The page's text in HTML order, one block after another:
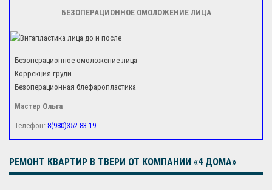
БЕЗОПЕРАЦИОННОЕ ОМОЛОЖЕНИЕ ЛИЦА
Безоперационное омоложение лица
Коррекция груди
Безоперационная блефаропластика
Мастер Ольга
Телефон: 8(980)352-83-19
РЕМОНТ КВАРТИР В ТВЕРИ ОТ КОМПАНИИ «4 ДОМА»